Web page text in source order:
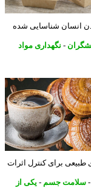
شناسایی شده
-
نگهداری مواد
برای کنترل اثرات
جسم-یکی از